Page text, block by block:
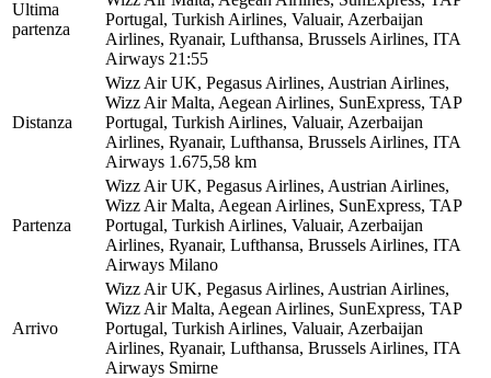
Ultima
partenza
Portugal, Turkish Airlines, Valuair, Azerbaijan
Airlines, Ryanair, Lufthansa, Brussels Airlines, ITA
Airways 21:55
Distanza
Wizz Air UK, Pegasus Airlines, Austrian Airlines,
Wizz Air Malta, Aegean Airlines, SunExpress, TAP
Portugal, Turkish Airlines, Valuair, Azerbaijan
Airlines, Ryanair, Lufthansa, Brussels Airlines, ITA
Airways 1.675,58 km
Partenza
Wizz Air UK, Pegasus Airlines, Austrian Airlines,
Wizz Air Malta, Aegean Airlines, SunExpress, TAP
Portugal, Turkish Airlines, Valuair, Azerbaijan
Airlines, Ryanair, Lufthansa, Brussels Airlines, ITA
Airways Milano
Arrivo
Wizz Air UK, Pegasus Airlines, Austrian Airlines,
Wizz Air Malta, Aegean Airlines, SunExpress, TAP
Portugal, Turkish Airlines, Valuair, Azerbaijan
Airlines, Ryanair, Lufthansa, Brussels Airlines, ITA
Airways Smirne